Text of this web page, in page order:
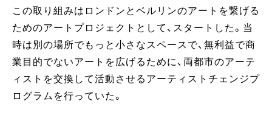
この取り組みはロンドンとベルリンのアートを繋げる
ためのアートプロジェクトとして、スタートした。当
時は別の場所でもっと小さなスペースで、無利益で商
業目的でないアートを広げるために、両都市のアーテ
ィストを交換して活動させるアーティストチェンジプ
ログラムを行っていた。